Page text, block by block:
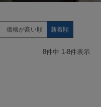
価格が高い順 新着順
8件中 1-8件表示